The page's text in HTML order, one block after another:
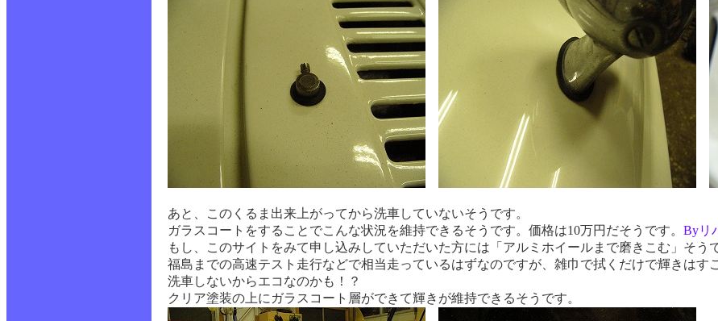
あと、このくるま出来上がってから洗車していないそうです。
ガラスコートをすることでこんな状況を維持できるそうです。価格は10万円だそうです。 Byリ
もし、このサイトをみて申し込みしていただいた方には「アルミホイールまで磨きこむ」そう
福島までの高速テスト走行などで相当走っているはずなのですが、雑巾で拭くだけで輝きはす
洗車しないからエコなのかも！？
クリア塗装の上にガラスコート層ができて輝きが維持できるそうです。